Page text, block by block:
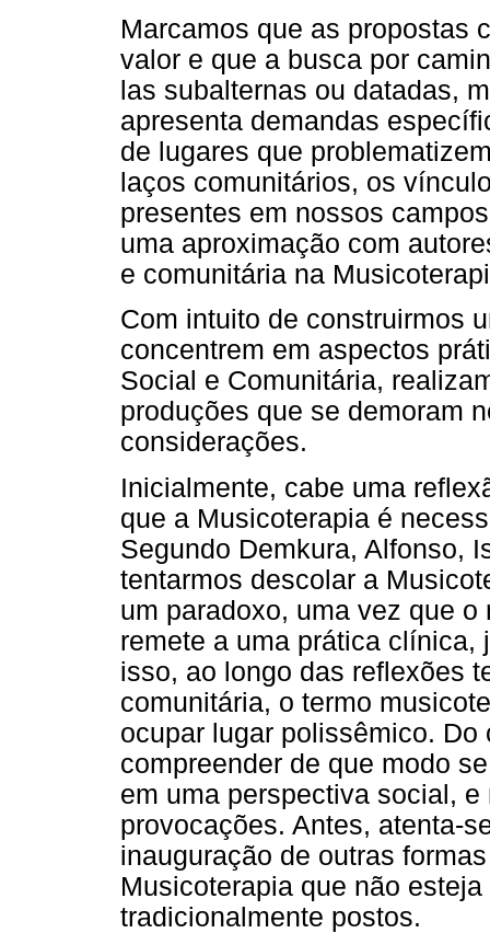
Marcamos que as propostas
valor e que a busca por
las subalternas ou datadas,
apresenta demandas
de lugares que
laços comunitários, os
presentes em nossos
uma aproximação com
e comunitária na
Com intuito de construirmos
concentrem em aspectos
Social e Comunitária,
produções que se demoram
considerações.
Inicialmente, cabe uma
que a Musicoterapia é
Segundo Demkura, Alfonso,
tentarmos descolar a
um paradoxo, uma vez que
remete a uma prática clínica,
isso, ao longo das reflexões
comunitária, o termo
ocupar lugar polissêmico.
compreender de que modo
em uma perspectiva social,
provocações. Antes, atenta-
inauguração de outras
Musicoterapia que não
tradicionalmente postos.